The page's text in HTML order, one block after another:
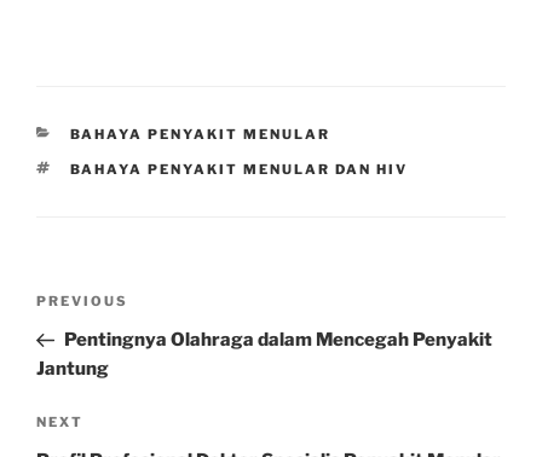
CATEGORIES
BAHAYA PENYAKIT MENULAR
TAGS
BAHAYA PENYAKIT MENULAR DAN HIV
Previous
Post
PREVIOUS
Pentingnya Olahraga dalam Mencegah Penyakit
Jantung
Next
NEXT